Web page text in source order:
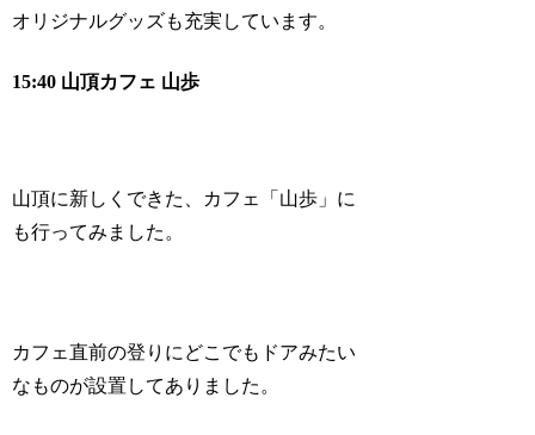
オリジナルグッズも充実しています。
15:40 山頂カフェ 山歩
山頂に新しくできた、カフェ「山歩」に
も行ってみました。
カフェ直前の登りにどこでもドアみたい
なものが設置してありました。